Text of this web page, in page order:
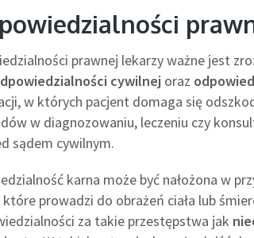
prawnej lekarzy ważne jest
cywilnej oraz
w których pacjent domaga się
w diagnozowaniu, leczeniu czy
sądem cywilnym.
karna może być nałożona w
które prowadzi do obrażeń ciała lub
za takie przestępstwa jak